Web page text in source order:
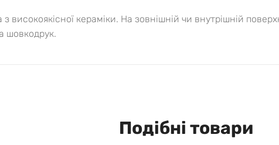
високоякісної кераміки. На зовнішній чи внутрішній
шовкодрук.
Подібні товари